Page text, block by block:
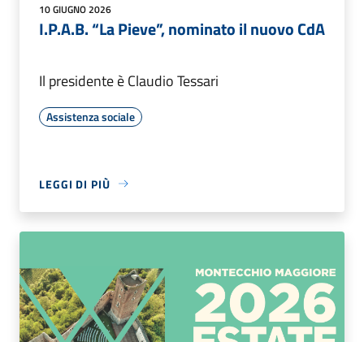
10 GIUGNO 2026
I.P.A.B. “La Pieve”, nominato il nuovo CdA
Il presidente è Claudio Tessari
Assistenza sociale
LEGGI DI PIÙ